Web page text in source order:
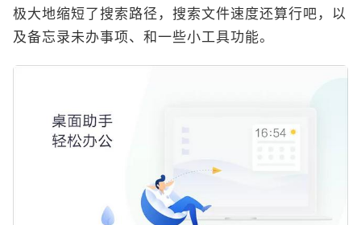
极大地缩短了搜索路径，搜索文件速度还算行吧，以
及备忘录未办事项、和一些小工具功能。